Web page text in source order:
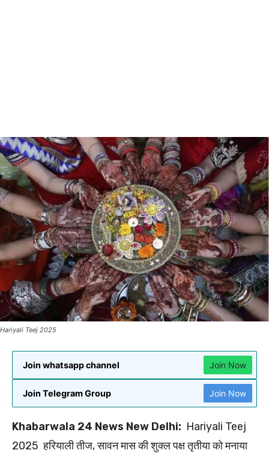
Hariyali Teej 2025
Join whatsapp channel Join Now
Join Telegram Group Join Now
Khabarwala 24 News New Delhi: Hariyali Teej
2025 हरियाली तीज, सावन मास की शुक्ल पक्ष तृतीया को मनाया